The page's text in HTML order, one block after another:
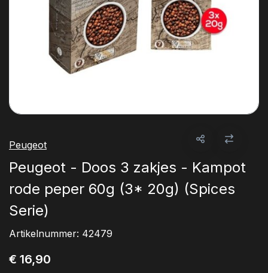
Peugeot
Peugeot - Doos 3 zakjes - Kampot
rode peper 60g (3* 20g) (Spices
Serie)
Artikelnummer: 42479
€ 16,90